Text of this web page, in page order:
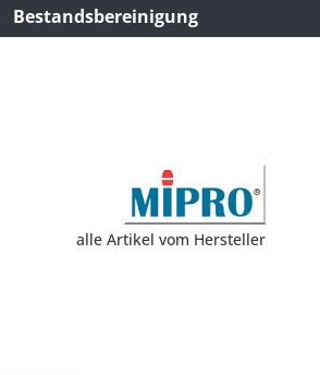
Bestandsbereinigung
alle Artikel vom Hersteller